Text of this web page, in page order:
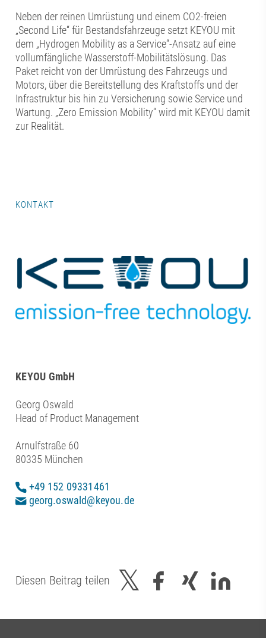
Neben der reinen Umrüstung und einem CO2-freien
„Second Life“ für Bestandsfahrzeuge setzt KEYOU mit
dem „Hydrogen Mobility as a Service“-Ansatz auf eine
vollumfängliche Wasserstoff-Mobilitätslösung. Das
Paket reicht von der Umrüstung des Fahrzeugs und
Motors, über die Bereitstellung des Kraftstoffs und der
Infrastruktur bis hin zu Versicherung sowie Service und
Wartung. „Zero Emission Mobility“ wird mit KEYOU damit
zur Realität.
KONTAKT
KEYOU GmbH
Georg Oswald
Head of Product Management
Arnulfstraße 60
80335 München
+49 152 09331461
georg.oswald@keyou.de
Diesen Beitrag teilen